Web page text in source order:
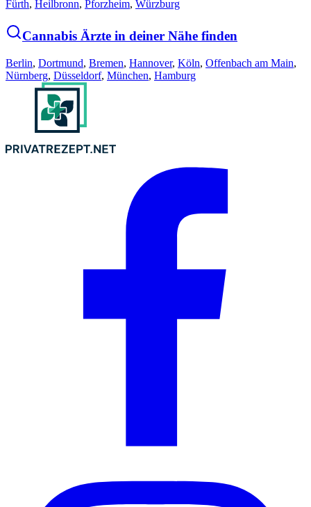
Fürth, Heilbronn, Pforzheim, Würzburg
Cannabis Ärzte in deiner Nähe finden
Berlin, Dortmund, Bremen, Hannover, Köln, Offenbach am Main,
Nürnberg, Düsseldorf, München, Hamburg